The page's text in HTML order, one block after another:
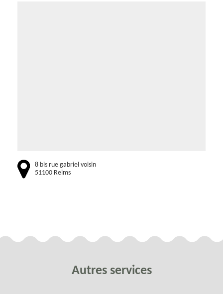
8 bis rue gabriel voisin
51100 Reims
Autres services